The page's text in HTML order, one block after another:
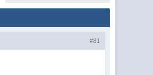
#81